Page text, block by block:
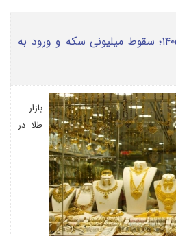
قیمت طلا امروز ۳۰ تیر ۱۴۰۵؛ سقوط میلیونی سکه و ورود به
بازار
طلا در